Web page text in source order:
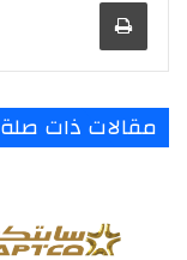
مقالات ذات صلة